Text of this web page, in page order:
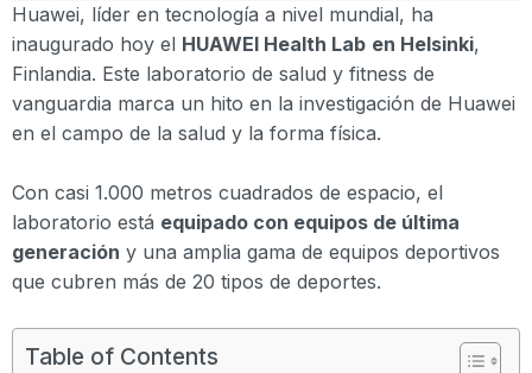
Huawei, líder en tecnología a nivel mundial, ha
inaugurado hoy el HUAWEI Health Lab en Helsinki,
Finlandia. Este laboratorio de salud y fitness de
vanguardia marca un hito en la investigación de Huawei
en el campo de la salud y la forma física.
Con casi 1.000 metros cuadrados de espacio, el
laboratorio está equipado con equipos de última
generación y una amplia gama de equipos deportivos
que cubren más de 20 tipos de deportes.
Table of Contents